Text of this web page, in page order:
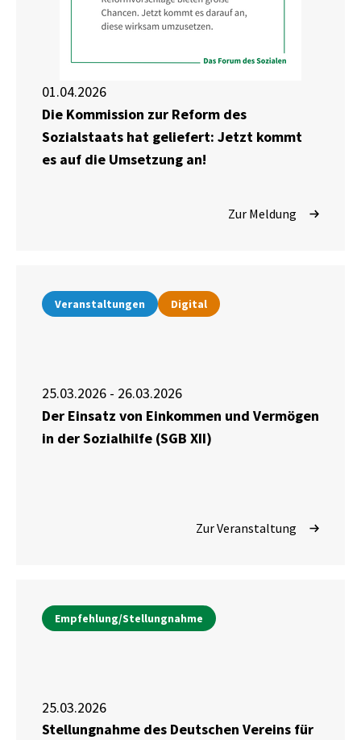
01.04.2026
Die Kommission zur Reform des
Sozialstaats hat geliefert: Jetzt kommt
es auf die Umsetzung an!
Zur Meldung
Veranstaltungen Digital
25.03.2026 - 26.03.2026
Der Einsatz von Einkommen und Vermögen
in der Sozialhilfe (SGB XII)
Zur Veranstaltung
Empfehlung/Stellungnahme
25.03.2026
Stellungnahme des Deutschen Vereins für